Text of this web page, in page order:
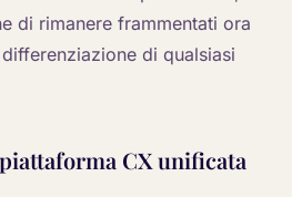
di rimanere frammentati ora
di qualsiasi
CX unificata